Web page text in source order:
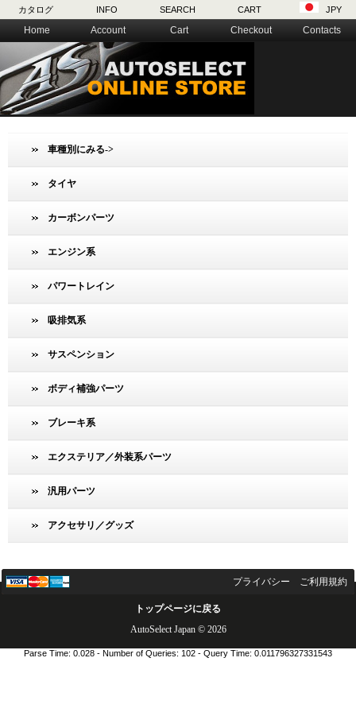
カタログ INFO SEARCH CART JPY
Home Account Cart Checkout Contacts
車種別にみる->
タイヤ
カーボンパーツ
エンジン系
パワートレイン
吸排気系
サスペンション
ボディ補強パーツ
ブレーキ系
エクステリア／外装系パーツ
汎用パーツ
アクセサリ／グッズ
プライバシー ご利用規約
トップページに戻る
AutoSelect Japan © 2026
Parse Time: 0.028 - Number of Queries: 102 - Query Time: 0.011796327331543